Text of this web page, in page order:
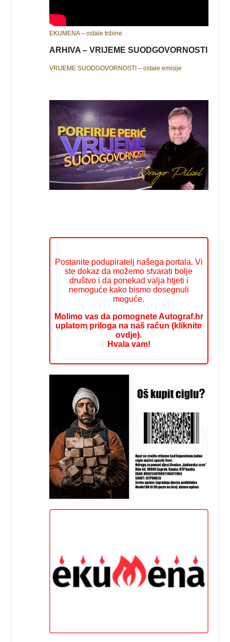
EKUMENA – ostale tribine
ARHIVA – VRIJEME SUODGOVORNOSTI
VRIJEME SUODGOVORNOSTI – ostale emisije
Postanite podupiratelj našega portala. Vi
ste dokaz da možemo stvarati bolje
društvo i da ponekad valja htjeti i
nemoguće kako bismo dosegnuli
moguće.
Molimo vas da pomognete Autograf.hr
uplatom priloga na naš račun (kliknite
ovdje).
Hvala vam!